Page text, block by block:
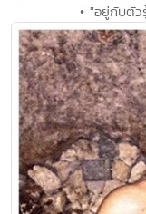
• "อยู่กับตั